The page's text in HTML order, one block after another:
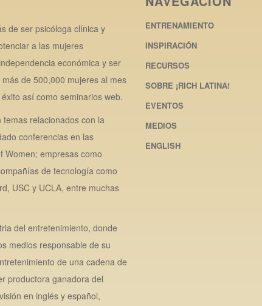
de ser psicóloga clínica y
a las mujeres
económica y ser
de 500,000 mujeres al mes
así como seminarios web.
relacionados con la
conferencias en las
Women; empresas como
de tecnología como
USC y UCLA, entre muchas
del entretenimiento, donde
medios responsable de su
de una cadena de
productora ganadora del
en inglés y español,
ENTRENAMIENTO
INSPIRACIÓN
RECURSOS
SOBRE ¡RICH LATINA!
EVENTOS
MEDIOS
ENGLISH